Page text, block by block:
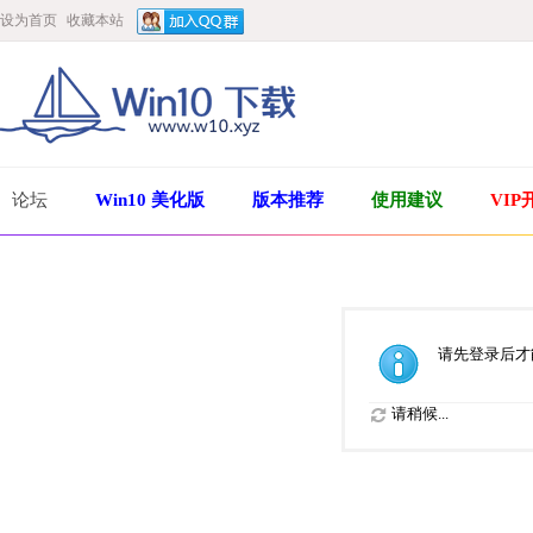
设为首页 收藏本站
论坛 Win10 美化版 版本推荐 使用建议 VIP
请先登录后
请稍候...